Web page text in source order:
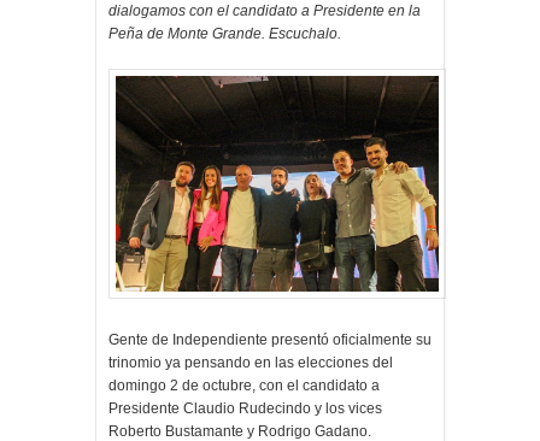
dialogamos con el candidato a Presidente en la
Peña de Monte Grande. Escuchalo.
Gente de Independiente presentó oficialmente su
trinomio ya pensando en las elecciones del
domingo 2 de octubre, con el candidato a
Presidente Claudio Rudecindo y los vices
Roberto Bustamante y Rodrigo Gadano.